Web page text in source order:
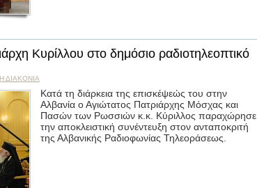
Κυρίλλου στο δημόσιο ραδιοτηλεοπτικό
ΔΙΑΚΟΝΙΑ
Κατά τη διάρκεια της επισκέψεώς του στην
Αλβανία ο Αγιώτατος Πατριάρχης Μόσχας και
Πασών των Ρωσσιών κ.κ. Κύριλλος παραχώρησε
την αποκλειστική συνέντευξη στον ανταποκριτή
της Αλβανικής Ραδιοφωνίας Τηλεοράσεως.